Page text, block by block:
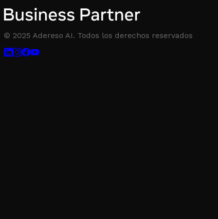
© 2025 Adereso AI. Todos los derechos reservados